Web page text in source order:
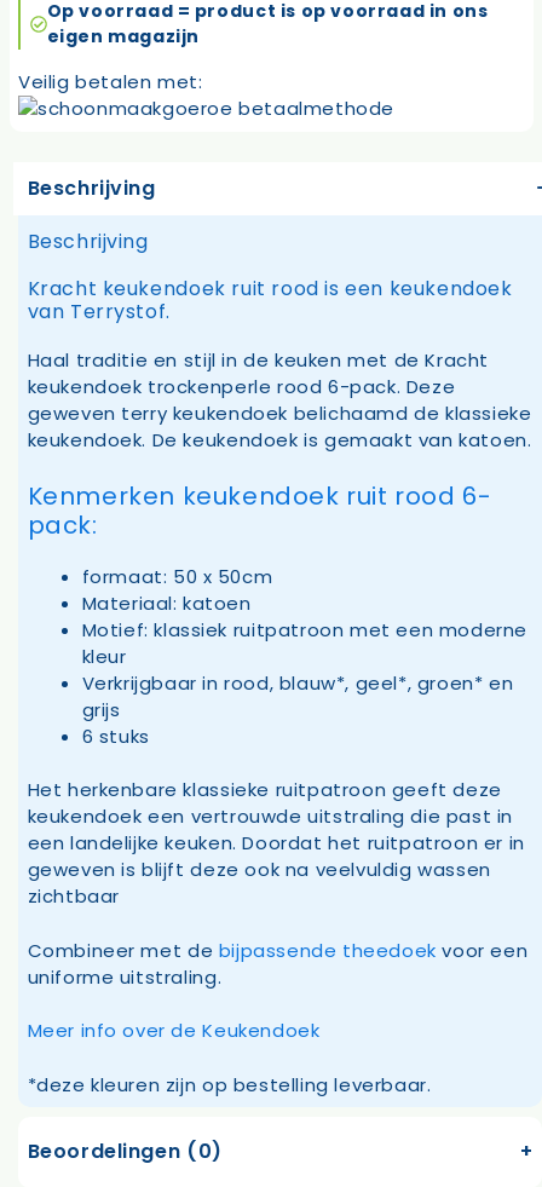
Op voorraad = product is op voorraad in ons
eigen magazijn
Veilig betalen met:
Beschrijving
Beschrijving
Kracht keukendoek ruit rood is een keukendoek
van Terrystof.
Haal traditie en stijl in de keuken met de Kracht
keukendoek trockenperle rood 6-pack. Deze
geweven terry keukendoek belichaamd de klassieke
keukendoek. De keukendoek is gemaakt van katoen.
Kenmerken keukendoek ruit rood 6-
pack:
formaat: 50 x 50cm
Materiaal: katoen
Motief: klassiek ruitpatroon met een moderne
kleur
Verkrijgbaar in rood, blauw*, geel*, groen* en
grijs
6 stuks
Het herkenbare klassieke ruitpatroon geeft deze
keukendoek een vertrouwde uitstraling die past in
een landelijke keuken. Doordat het ruitpatroon er in
geweven is blijft deze ook na veelvuldig wassen
zichtbaar
Combineer met de bijpassende theedoek voor een
uniforme uitstraling.
Meer info over de Keukendoek
*deze kleuren zijn op bestelling leverbaar.
Beoordelingen (0)